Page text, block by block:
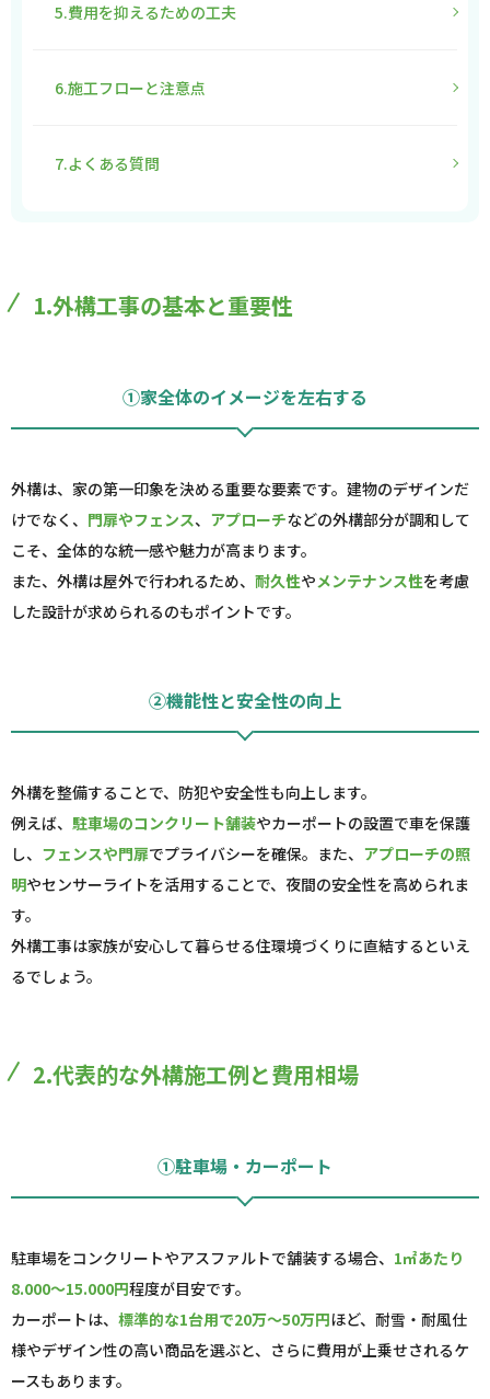
5.費用を抑えるための工夫
6.施工フローと注意点
7.よくある質問
1.外構工事の基本と重要性
①家全体のイメージを左右する
外構は、家の第一印象を決める重要な要素です。建物のデザインだ
けでなく、 門扉やフェンス、 アプローチなどの外構部分が調和して
こそ、全体的な統一感や魅力が高まります。
また、外構は屋外で行われるため、 耐久性やメンテナンス性を考慮
した設計が求められるのもポイントです。
②機能性と安全性の向上
外構を整備することで、防犯や安全性も向上します。
例えば、 駐車場のコンクリート舗装やカーポートの設置で車を保護
し、 フェンスや門扉でプライバシーを確保。また、 アプローチの照
明やセンサーライトを活用することで、夜間の安全性を高められま
す。
外構工事は家族が安心して暮らせる住環境づくりに直結するといえ
るでしょう。
2.代表的な外構施工例と費用相場
①駐車場・カーポート
駐車場をコンクリートやアスファルトで舗装する場合、 1㎡あたり
8.000～15.000円程度が目安です。
カーポートは、 標準的な1台用で20万～50万円ほど、耐雪・耐風仕
様やデザイン性の高い商品を選ぶと、さらに費用が上乗せされるケ
ースもあります。